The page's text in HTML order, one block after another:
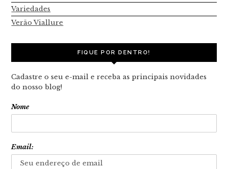
Variedades
Verão Viallure
FIQUE POR DENTRO!
Cadastre o seu e-mail e receba as principais novidades
do nosso blog!
Nome
Email: